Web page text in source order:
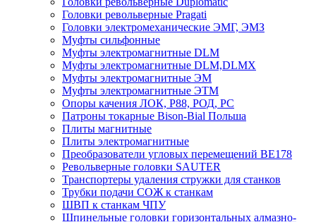
Головки револьверные Pragati
Головки электромеханические ЭМГ, ЭМЗ
Муфты сильфонные
Муфты электромагнитные DLM
Муфты электромагнитные DLM,DLMX
Муфты электромагнитные ЭМ
Муфты электромагнитные ЭТМ
Опоры качения ЛОК, Р88, РОД, РС
Патроны токарные Bison-Bial Польша
Плиты магнитные
Плиты электромагнитные
Преобразователи угловых перемещений ВЕ178
Револьверные головки SAUTER
Транспортеры удаления стружки для станков
Трубки подачи СОЖ к станкам
ШВП к станкам ЧПУ
Шпинельные головки горизонтальных алмазно-